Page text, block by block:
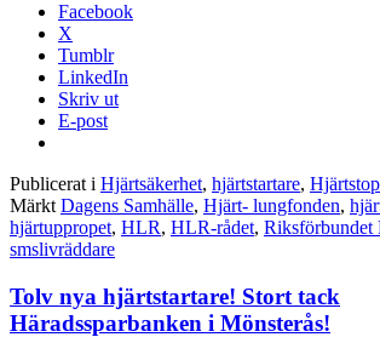
Facebook
X
Tumblr
LinkedIn
Skriv ut
E-post
Publicerat i Hjärtsäkerhet, hjärtstartare,
Märkt Dagens Samhälle, Hjärt- lungfonden,
hjärtuppropet, HLR, HLR-rådet, Riksförbundet
smslivräddare
Tolv nya hjärtstartare! Stort tack
Häradssparbanken i Mönsterås!